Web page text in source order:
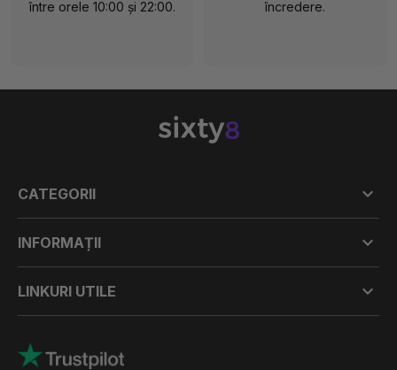
între orele 10:00 și 22:00.
încredere.
CATEGORII 
INFORMAȚII 
LINKURI UTILE 